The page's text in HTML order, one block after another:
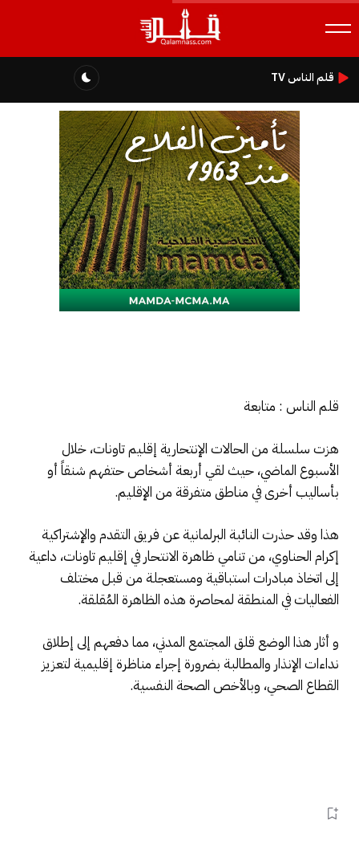
قلم الناس TV
قلم الناس : متابعة
هزت سلسلة من الحالات الإنتحارية إقليم تاونات، خلال
الأسبوع الماضي، حيث لقي أربعة أشخاص حتفهم شنقاً أو
بأساليب أخرى في مناطق متفرقة من الإقليم.
هذا وقد حذرت النائبة البرلمانية عن فريق التقدم والإشتراكية
إكرام الحناوي، من تنامي ظاهرة الانتحار في إقليم تاونات، داعية
إلى اتخاذ مبادرات استباقية ومستعجلة من قبل مختلف
الفعاليات في المنطقة لمحاصرة هذه الظاهرة المُقلقة.
و أثار هذا الوضع قلق المجتمع المدني، مما دفعهم إلى إطلاق
نداءات الإنذار والمطالبة بضرورة إجراء مناظرة إقليمية لتعزيز
القطاع الصحي، وبالأخص الصحة النفسية.